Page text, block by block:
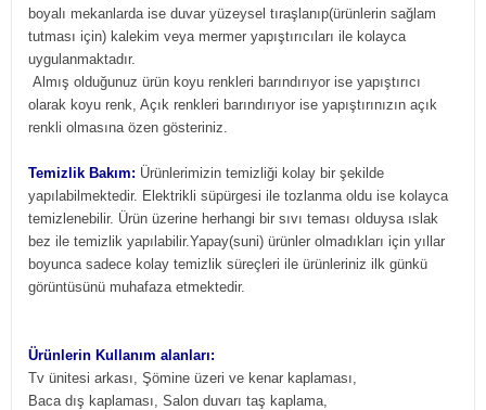
boyalı mekanlarda ise duvar yüzeysel tıraşlanıp(ürünlerin sağlam
tutması için) kalekim veya mermer yapıştırıcıları ile kolayca
uygulanmaktadır.
Almış olduğunuz ürün koyu renkleri barındırıyor ise yapıştırıcı
olarak koyu renk, Açık renkleri barındırıyor ise yapıştırınızın açık
renkli olmasına özen gösteriniz.
Temizlik Bakım: Ürünlerimizin temizliği kolay bir şekilde
yapılabilmektedir. Elektrikli süpürgesi ile tozlanma oldu ise kolayca
temizlenebilir. Ürün üzerine herhangi bir sıvı teması olduysa ıslak
bez ile temizlik yapılabilir.Yapay(suni) ürünler olmadıkları için yıllar
boyunca sadece kolay temizlik süreçleri ile ürünleriniz ilk günkü
görüntüsünü muhafaza etmektedir.
Ürünlerin Kullanım alanları:
Tv ünitesi arkası, Şömine üzeri ve kenar kaplaması,
Baca dış kaplaması, Salon duvarı taş kaplama,